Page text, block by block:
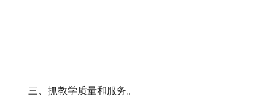
三、抓教学质量和服务。